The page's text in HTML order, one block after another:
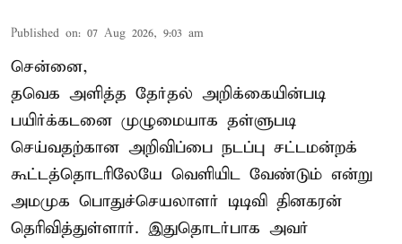
Published on: 07 Aug 2026, 9:03 am
சென்னை,
தவெக அளித்த தேர்தல் அறிக்கையின்படி
பயிர்க்கடனை முழுமையாக தள்ளுபடி
செய்வதற்கான அறிவிப்பை நடப்பு சட்டமன்றக்
கூட்டத்தொடரிலேயே வெளியிட வேண்டும் என்று
அமமுக பொதுச்செயலாளர் டிடிவி தினகரன்
தெரிவித்துள்ளார். இதுதொடர்பாக அவர்